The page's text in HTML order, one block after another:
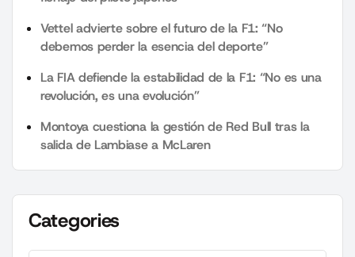
Vettel advierte sobre el futuro de la F1: “No
debemos perder la esencia del deporte”
La FIA defiende la estabilidad de la F1: “No es una
revolución, es una evolución”
Montoya cuestiona la gestión de Red Bull tras la
salida de Lambiase a McLaren
Categories